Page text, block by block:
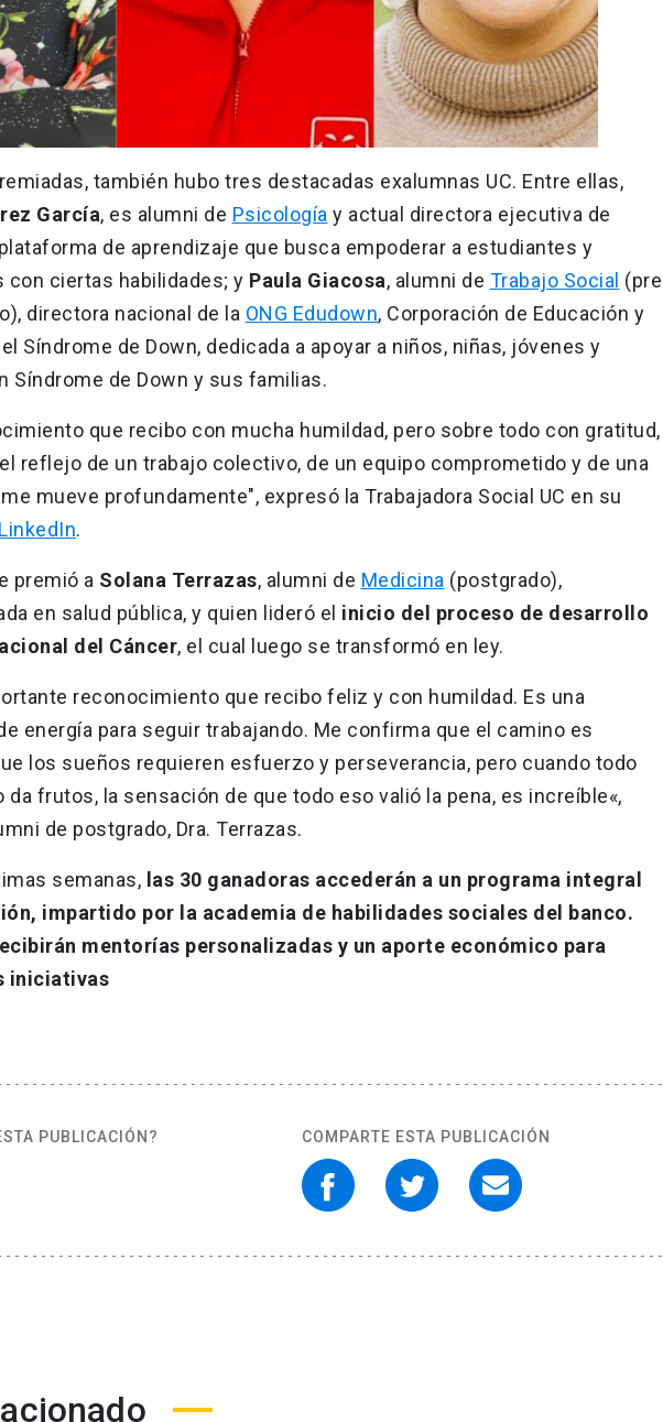
también hubo tres destacadas exalumnas UC. Entre ellas,
García, es alumni de Psicología y actual directora ejecutiva de
de aprendizaje que busca empoderar a estudiantes y
con ciertas habilidades; y Paula Giacosa, alumni de Trabajo Social (pre
directora nacional de la ONG Edudown, Corporación de Educación y
Síndrome de Down, dedicada a apoyar a niños, niñas, jóvenes y
Síndrome de Down y sus familias.
que recibo con mucha humildad, pero sobre todo con gratitud,
reflejo de un trabajo colectivo, de un equipo comprometido y de una
mueve profundamente", expresó la Trabajadora Social UC en su
.
premió a Solana Terrazas, alumni de Medicina (postgrado),
en salud pública, y quien lideró el inicio del proceso de desarrollo
del Cáncer, el cual luego se transformó en ley.
reconocimiento que recibo feliz y con humildad. Es una
energía para seguir trabajando. Me confirma que el camino es
los sueños requieren esfuerzo y perseverancia, pero cuando todo
da frutos, la sensación de que todo eso valió la pena, es increíble«,
de postgrado, Dra. Terrazas.
semanas, las 30 ganadoras accederán a un programa integral
impartido por la academia de habilidades sociales del banco.
mentorías personalizadas y un aporte económico para
iniciativas
PUBLICACIÓN? COMPARTE ESTA PUBLICACIÓN